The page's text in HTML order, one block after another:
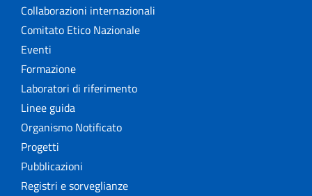
Collaborazioni internazionali
Comitato Etico Nazionale
Eventi
Formazione
Laboratori di riferimento
Linee guida
Organismo Notificato
Progetti
Pubblicazioni
Registri e sorveglianze